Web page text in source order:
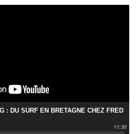
: DU SURF EN BRETAGNE CHEZ FRED
11:30